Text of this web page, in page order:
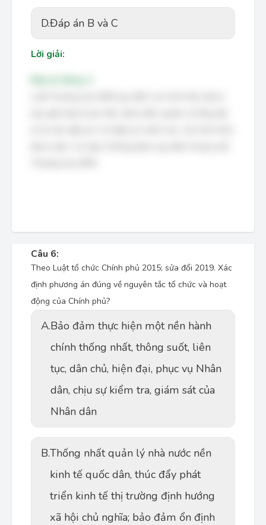
D.Đáp án B và C
Lời giải:
Câu 6:
Theo Luật tổ chức Chính phủ 2015; sửa đổi 2019. Xác
định phương án đúng về nguyên tắc tổ chức và hoạt
động của Chính phủ?
A.Bảo đảm thực hiện một nền hành
chính thống nhất, thông suốt, liên
tục, dân chủ, hiện đại, phục vụ Nhân
dân, chịu sự kiểm tra, giám sát của
Nhân dân
B.Thống nhất quản lý nhà nước nền
kinh tế quốc dân, thúc đẩy phát
triển kinh tế thị trường định hướng
xã hội chủ nghĩa; bảo đảm ổn định